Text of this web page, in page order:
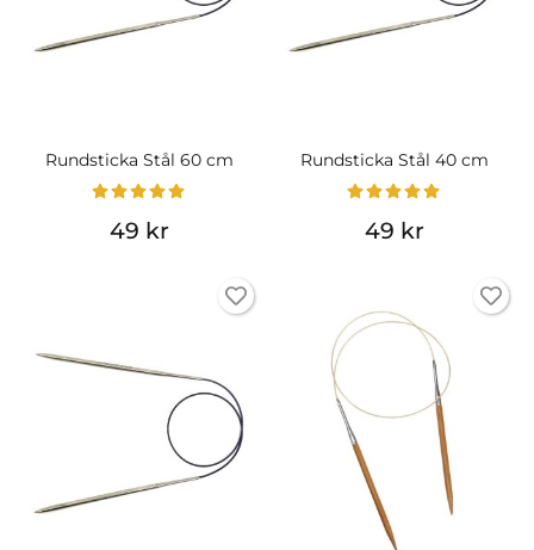
Rundsticka Stål 60 cm
49 kr
Rundsticka Stål 40 cm
49 kr